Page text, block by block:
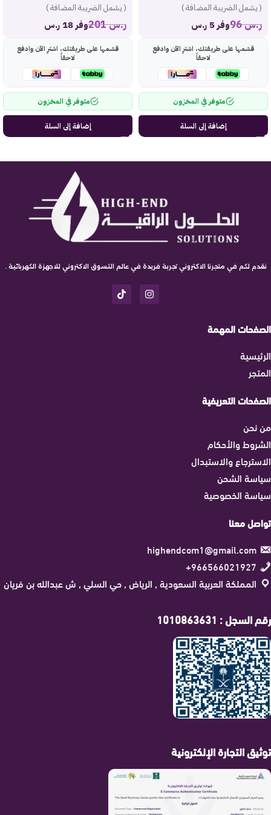
( يشمل الضريبة المضافة )
ر.س96 وفر 5 ر.س
قسّمها على طريقتك، اشترِ الآن وادفع
لاحقاً
متوفر في المخزون
إضافة إلى السلة
( يشمل الضريبة المضافة )
ر.س201 وفر 18 ر.س
قسّمها على طريقتك، اشترِ الآن وادفع
لاحقاً
متوفر في المخزون
إضافة إلى السلة
نقدم لكم في متجرنا الاكتروني تجربة فريدة في عالم التسوق الاكتروني للاجهزة الكهربائية .
الصفحات المهمة
الرئيسية
المتجر
الصفحات التعريفية
من نحن
الشروط والأحكام
الاسترجاع والاستبدال
سياسة الشحن
سياسة الخصوصية
تواصل معنا
highendcom1@gmail.com
966566021927+
المملكة العربية السعودية , الرياض , حي السلي , ش عبدالله بن فريان
رقم السجل : 1010863631
توثيق التجارة الإلكترونية